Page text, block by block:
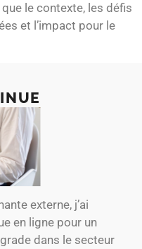
le contexte, les défis
et l’impact pour le
externe, j’ai
en ligne pour un
dans le secteur